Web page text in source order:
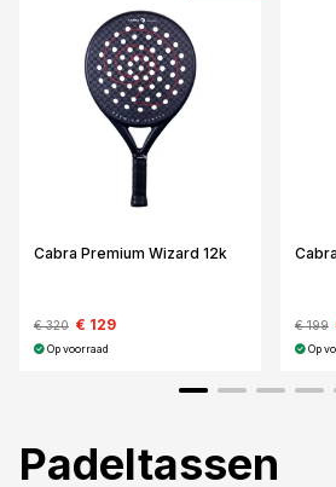
Cabra Premium Wizard 12k
€ 320 € 129
Op voorraad
€ 199
Op
Padeltassen